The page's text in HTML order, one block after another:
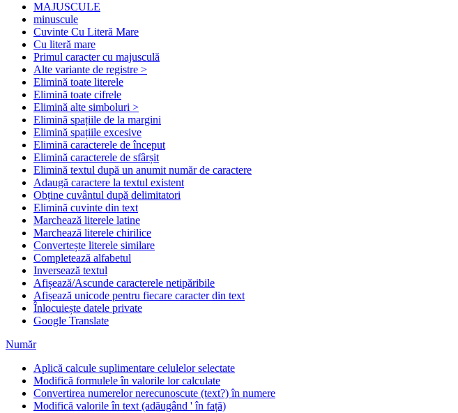
MAJUSCULE
minuscule
Cuvinte Cu Literă Mare
Cu literă mare
Primul caracter cu majusculă
Alte variante de registre >
Elimină toate literele
Elimină toate cifrele
Elimină alte simboluri >
Elimină spațiile de la margini
Elimină spațiile excesive
Elimină caracterele de început
Elimină caracterele de sfârșit
Elimină textul după un anumit număr de caractere
Adaugă caractere la textul existent
Obține cuvântul după delimitatori
Elimină cuvinte din text
Marchează literele latine
Marchează literele chirilice
Convertește literele similare
Completează alfabetul
Inversează textul
Afișează/Ascunde caracterele netipăribile
Afișează unicode pentru fiecare caracter din text
Înlocuiește datele private
Google Translate
Număr
Aplică calcule suplimentare celulelor selectate
Modifică formulele în valorile lor calculate
Convertirea numerelor nerecunoscute (text?) în numere
Modifică valorile în text (adăugând ' în față)